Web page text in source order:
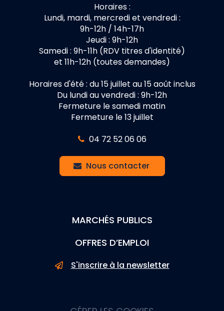
Horaires :
Lundi, mardi, mercredi et vendredi :
9h-12h / 14h-17h
Jeudi : 9h-12h
Samedi : 9h-11h (RDV titres d'identité)
et 11h-12h (toutes demandes)
Horaires d'été : du 15 juillet au 15 août inclus
Du lundi au vendredi : 9h-12h
Fermeture le samedi matin
Fermeture le 13 juillet
04 72 52 06 06
Nous contacter
MARCHÉS PUBLICS
OFFRES D’EMPLOI
S'inscrire à la newsletter